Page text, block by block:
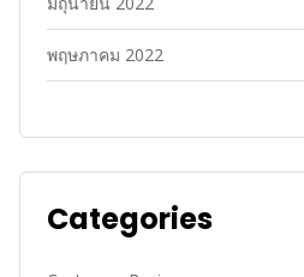
พฤษภาคม 2022
Categories